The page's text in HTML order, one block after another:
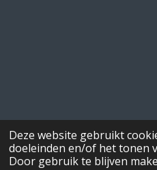
Deze website gebruikt
doeleinden en/of het tonen
Door gebruik te blijven